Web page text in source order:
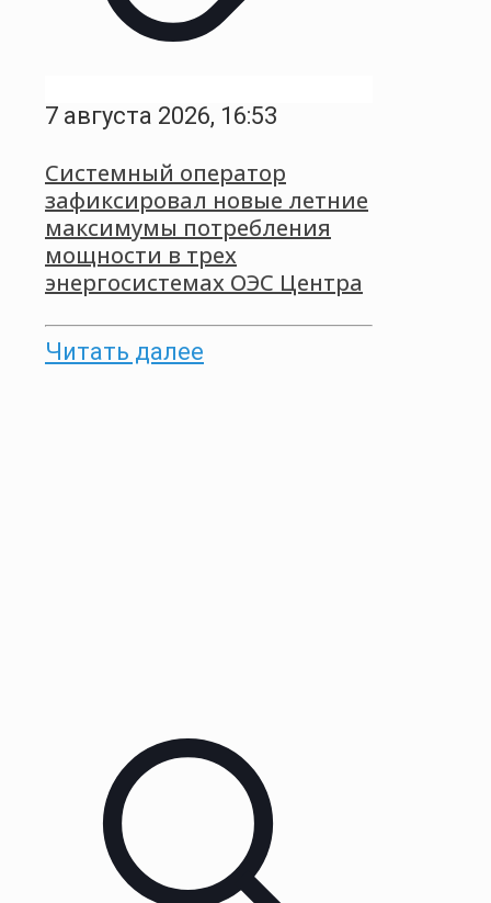
7 августа 2026, 16:53
Системный оператор
зафиксировал новые летние
максимумы потребления
мощности в трех
энергосистемах ОЭС Центра
Читать далее